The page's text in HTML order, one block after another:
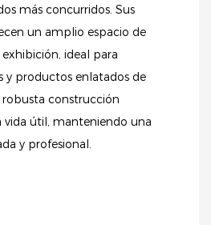
más concurridos. Sus
un amplio espacio de
ideal para
y productos enlatados de
construcción
vida útil, manteniendo una
y profesional.